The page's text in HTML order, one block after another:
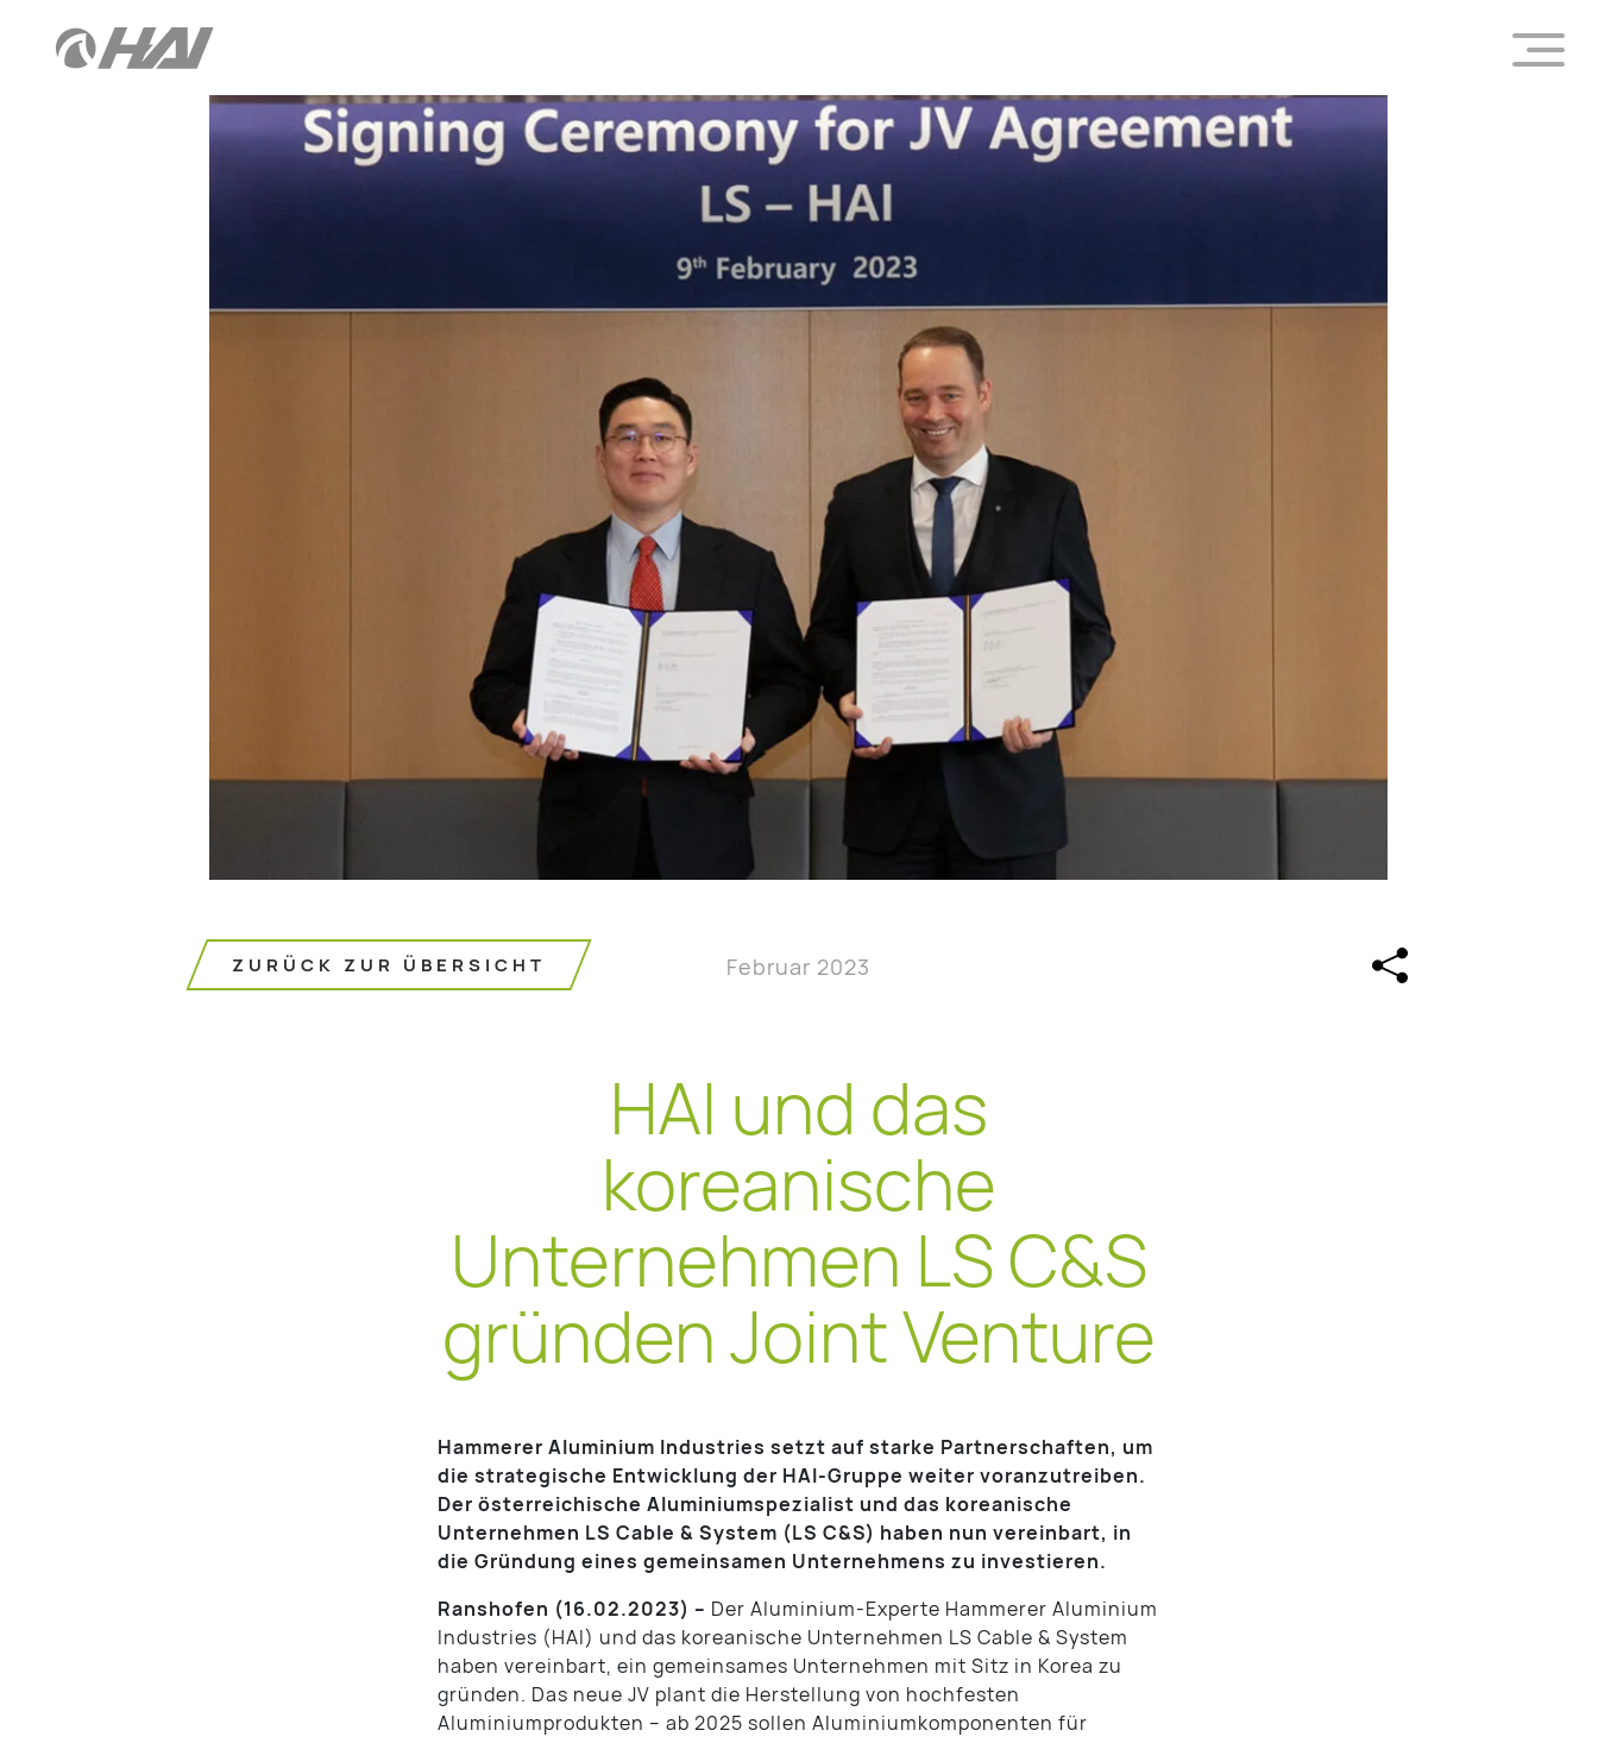
ZURÜCK ZUR ÜBERSICHT Februar 2023
HAI und das
koreanische
Unternehmen LS C&S
gründen Joint Venture
Hammerer Aluminium Industries setzt auf starke Partnerschaften, um
die strategische Entwicklung der HAI-Gruppe weiter voranzutreiben.
Der österreichische Aluminiumspezialist und das koreanische
Unternehmen LS Cable & System (LS C&S) haben nun vereinbart, in
die Gründung eines gemeinsamen Unternehmens zu investieren.
Ranshofen (16.02.2023) – Der Aluminium-Experte Hammerer Aluminium
Industries (HAI) und das koreanische Unternehmen LS Cable & System
haben vereinbart, ein gemeinsames Unternehmen mit Sitz in Korea zu
gründen. Das neue JV plant die Herstellung von hochfesten
Aluminiumprodukten – ab 2025 sollen Aluminiumkomponenten für